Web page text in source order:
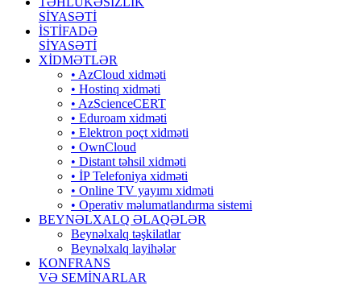
SİYASƏTİ
İSTİFADƏ
SİYASƏTİ
XİDMƏTLƏR
• AzCloud xidməti
• Hostinq xidməti
• AzScienceCERT
• Eduroam xidməti
• Elektron poçt xidməti
• OwnCloud
• Distant təhsil xidməti
• İP Telefoniya xidməti
• Оnline TV yayımı xidməti
• Operativ məlumatlandırma sistemi
BEYNƏLXALQ ƏLAQƏLƏR
Beynəlxalq təşkilatlar
Beynəlxalq layihələr
KONFRANS
VƏ SEMİNARLAR